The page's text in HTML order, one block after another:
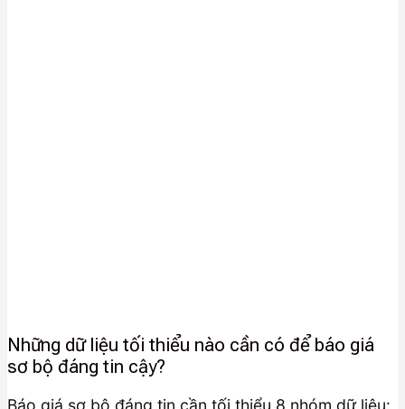
Những dữ liệu tối thiểu nào cần có để báo giá
sơ bộ đáng tin cậy?